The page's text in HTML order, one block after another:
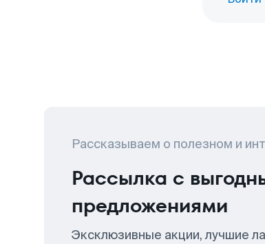
Рассказываем о полезном и
Рассылка с
предложениями
Эксклюзивные акции, лучшие